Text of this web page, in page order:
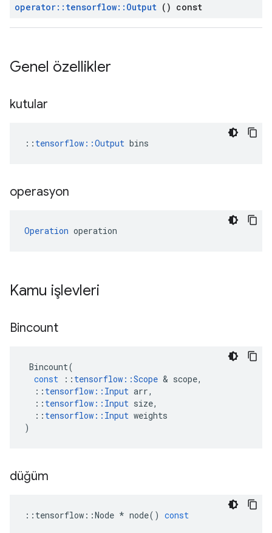
operator:: tensorflow:: Output () const
Genel özellikler
kutular
:: tensorflow::Output bins
operasyon
Operation operation
Kamu işlevleri
Bincount
Bincount(
const
:: tensorflow ::Scope & scope,
:: tensorflow :: Input arr,
:: tensorflow :: Input size,
:: tensorflow :: Input weights
)
düğüm
:: tensorflow ::Node * node() const